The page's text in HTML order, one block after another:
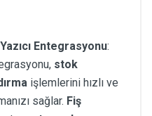
Entegrasyonu:
stok
işlemlerini hızlı ve
sağlar. Fiş